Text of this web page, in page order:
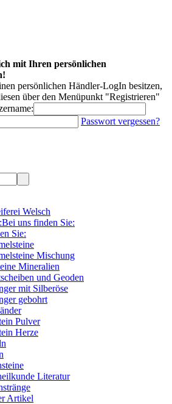
mit Ihren persönlichen
persönlichen Händler-LogIn besitzen,
über den Menüpunkt "Registrieren"
Passwort vergessen?
Welsch
Bei uns finden Sie:
Sie:
Mischung
Mineralien
und Geoden
mit Silberöse
gebohrt
Pulver
Herze
Literatur
Artikel